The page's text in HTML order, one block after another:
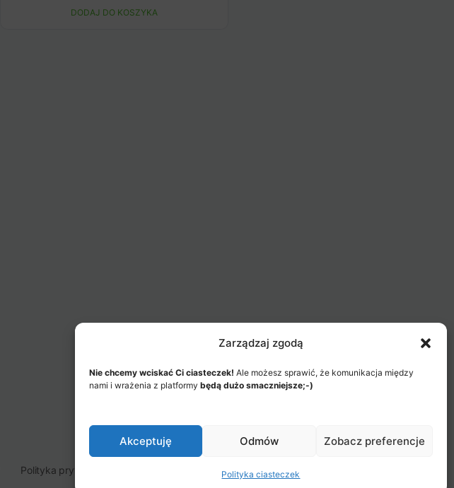
Zarządzaj zgodą
Nie chcemy wciskać Ci ciasteczek! Ale możesz sprawić, że komunikacja między
nami i wrażenia z platformy będą dużo smaczniejsze;-)
Akceptuję Odmów Zobacz preferencje
Polityka ciasteczek
DODAJ DO KOSZYKA
Polityka prywatności Regulamin Akademii
Items